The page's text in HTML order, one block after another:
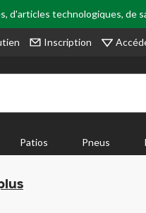
d'articles technologiques, de
Inscription
Patios Pneus